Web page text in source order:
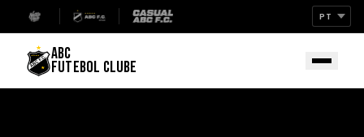
ABC
FUTEBOL CLUBE